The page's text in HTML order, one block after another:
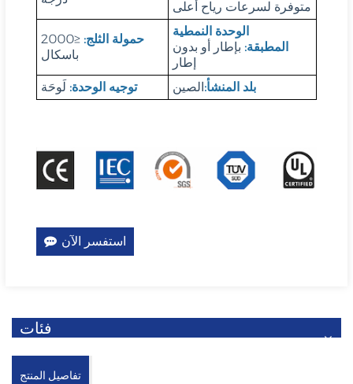
متوفرة لسرعات رياح أعلى
حمولة الثلج:
≤2000
باسكال
الوحدة النمطية
المطبقة: بإطار أو بدون
إطار
توجيه الوحدة: لَوحَة بلد المنشأ: الصين
استفسر الآن
فئات
تفاصيل المنتج